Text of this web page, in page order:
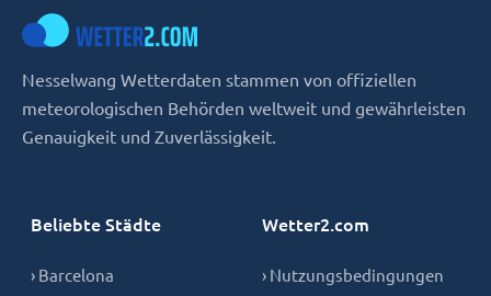
Nesselwang Wetterdaten stammen von offiziellen
meteorologischen Behörden weltweit und gewährleisten
Genauigkeit und Zuverlässigkeit.
Beliebte Städte
› Barcelona
Wetter2.com
› Nutzungsbedingungen